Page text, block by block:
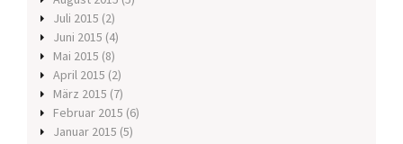
Juli 2015 (2)
Juni 2015 (4)
Mai 2015 (8)
April 2015 (2)
März 2015 (7)
Februar 2015 (6)
Januar 2015 (5)